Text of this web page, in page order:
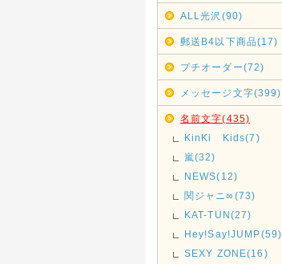
ALL光沢(90)
郵送B4以下商品(17)
プチオーダー(72)
メッセージ文字(399)
名前文字(435)
KinKi Kids(7)
嵐(32)
NEWS(12)
関ジャニ∞(73)
KAT-TUN(27)
Hey!Say!JUMP(59)
SEXY ZONE(16)